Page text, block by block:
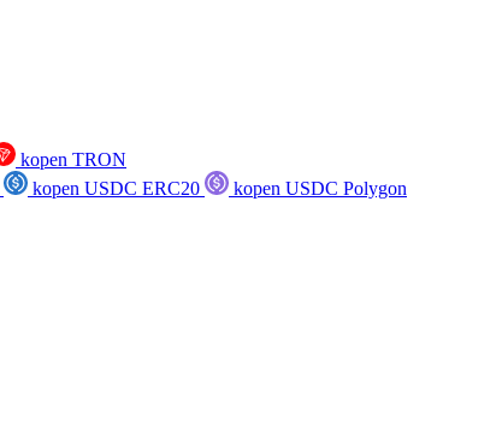
kopen TRON
kopen USDC ERC20
kopen USDC Polygon